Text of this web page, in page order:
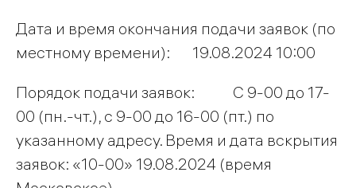
Дата и время окончания подачи заявок (по
местному времени): 19.08.2024 10:00
Порядок подачи заявок: С 9-00 до 17-
00 (пн.-чт.), с 9-00 до 16-00 (пт.) по
указанному адресу. Время и дата вскрытия
заявок: «10-00» 19.08.2024 (время